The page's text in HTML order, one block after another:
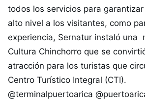
todos los servicios para
alto nivel a los visitantes, como
experiencia, Sernatur instaló una
Cultura Chinchorro que se
atracción para los turistas que
Centro Turístico Integral (CTI).
@terminalpuertoarica